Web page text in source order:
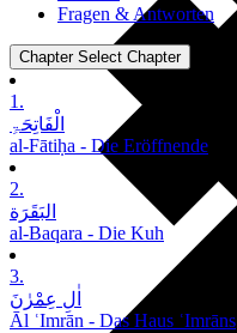
Fragen & Antworten
Chapter Select Chapter
1.
الْفَاتِحَۃِ
al-Fātiḥa - Die Eröffnende
2.
البَقَرَة
al-Baqara - Die Kuh
3.
اٰلِ عِمْرٰنَ
Āl ʿImrān - Das Haus ʿImrāns